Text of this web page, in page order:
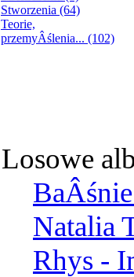
Stworzenia (64)
Teorie,
przemyÂślenia... (102)
Losowe
Natalia
Rhys -